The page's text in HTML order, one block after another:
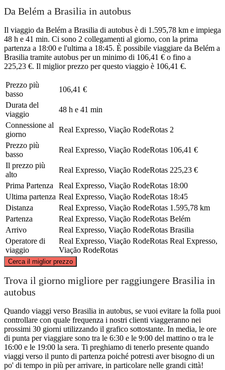
Da Belém a Brasilia in autobus
Il viaggio da Belém a Brasilia di autobus è di 1.595,78 km e impiega
48 h e 41 min. Ci sono 2 collegamenti al giorno, con la prima
partenza a 18:00 e l'ultima a 18:45. È possibile viaggiare da Belém a
Brasilia tramite autobus per un minimo di 106,41 € o fino a
225,23 €. Il miglior prezzo per questo viaggio è 106,41 €.
Prezzo più
basso
106,41 €
Durata del
viaggio
48 h e 41 min
Connessione al
giorno
Real Expresso, Viação RodeRotas 2
Prezzo più
basso
Real Expresso, Viação RodeRotas 106,41 €
Il prezzo più
alto
Real Expresso, Viação RodeRotas 225,23 €
Prima Partenza
Real Expresso, Viação RodeRotas 18:00
Ultima partenza Real Expresso, Viação RodeRotas 18:45
Distanza
Real Expresso, Viação RodeRotas 1.595,78 km
Partenza
Real Expresso, Viação RodeRotas Belém
Arrivo
Real Expresso, Viação RodeRotas Brasilia
Operatore di
viaggio
Real Expresso, Viação RodeRotas Real Expresso,
Viação RodeRotas
Cerca il miglior prezzo
©
Trova il giorno migliore per raggiungere Brasilia in
autobus
Quando viaggi verso Brasilia in autobus, se vuoi evitare la folla puoi
controllare con quale frequenza i nostri clienti viaggeranno nei
prossimi 30 giorni utilizzando il grafico sottostante. In media, le ore
di punta per viaggiare sono tra le 6:30 e le 9:00 del mattino o tra le
16:00 e le 19:00 la sera. Ti preghiamo di tenerlo presente quando
viaggi verso il punto di partenza poiché potresti aver bisogno di un
po' di tempo in più per arrivare, in particolare nelle grandi città!